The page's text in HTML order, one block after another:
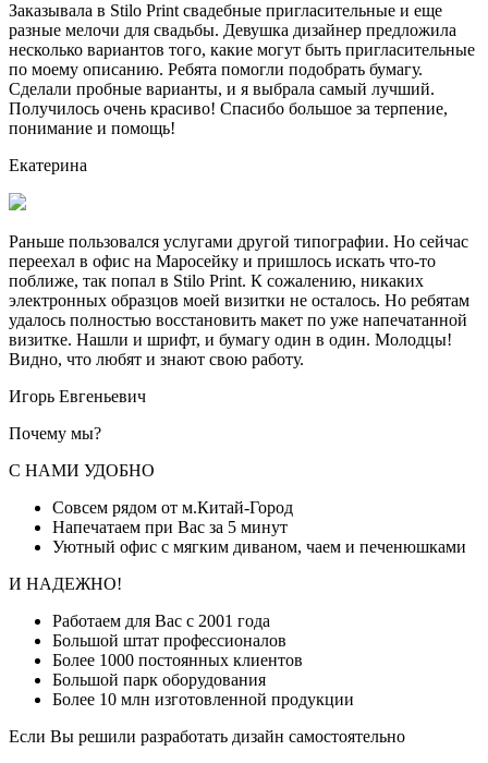
Заказывала в Stilo Print свадебные пригласительные и еще
разные мелочи для свадьбы. Девушка дизайнер предложила
несколько вариантов того, какие могут быть пригласительные
по моему описанию. Ребята помогли подобрать бумагу.
Сделали пробные варианты, и я выбрала самый лучший.
Получилось очень красиво! Спасибо большое за терпение,
понимание и помощь!
Екатерина
Раньше пользовался услугами другой типографии. Но сейчас
переехал в офис на Маросейку и пришлось искать что-то
поближе, так попал в Stilo Print. К сожалению, никаких
электронных образцов моей визитки не осталось. Но ребятам
удалось полностью восстановить макет по уже напечатанной
визитке. Нашли и шрифт, и бумагу один в один. Молодцы!
Видно, что любят и знают свою работу.
Игорь Евгеньевич
Почему мы?
С НАМИ УДОБНО
Совсем рядом от м.Китай-Город
Напечатаем при Вас за 5 минут
Уютный офис с мягким диваном, чаем и печенюшками
И НАДЕЖНО!
Работаем для Вас с 2001 года
Большой штат профессионалов
Более 1000 постоянных клиентов
Большой парк оборудования
Более 10 млн изготовленной продукции
Если Вы решили разработать дизайн самостоятельно